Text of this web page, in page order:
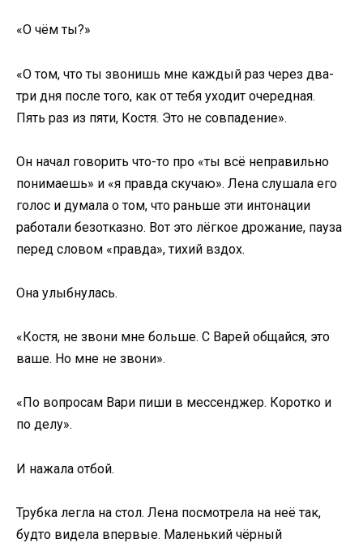
«О чём ты?»
«О том, что ты звонишь мне каждый раз через два-
три дня после того, как от тебя уходит очередная.
Пять раз из пяти, Костя. Это не совпадение».
Он начал говорить что-то про «ты всё неправильно
понимаешь» и «я правда скучаю». Лена слушала его
голос и думала о том, что раньше эти интонации
работали безотказно. Вот это лёгкое дрожание, пауза
перед словом «правда», тихий вздох.
Она улыбнулась.
«Костя, не звони мне больше. С Варей общайся, это
ваше. Но мне не звони».
«По вопросам Вари пиши в мессенджер. Коротко и
по делу».
И нажала отбой.
Трубка легла на стол. Лена посмотрела на неё так,
будто видела впервые. Маленький чёрный